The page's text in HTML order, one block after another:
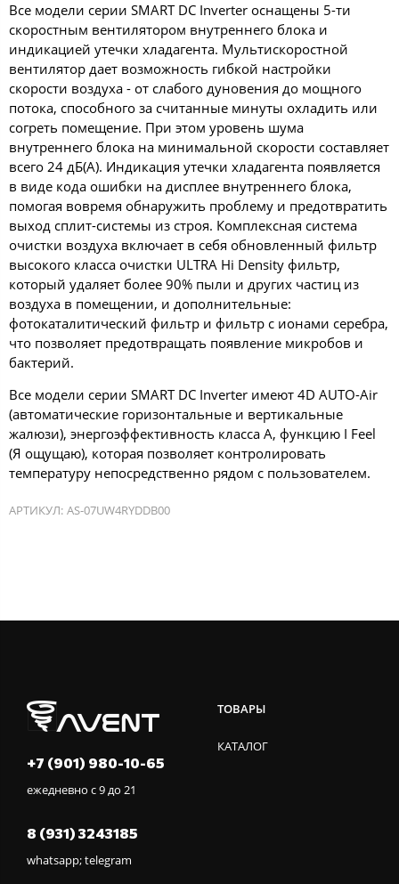
Все модели серии SMART DC Inverter оснащены 5-ти
скоростным вентилятором внутреннего блока и
индикацией утечки хладагента. Мультискоростной
вентилятор дает возможность гибкой настройки
скорости воздуха - от слабого дуновения до мощного
потока, способного за считанные минуты охладить или
согреть помещение. При этом уровень шума
внутреннего блока на минимальной скорости составляет
всего 24 дБ(А). Индикация утечки хладагента появляется
в виде кода ошибки на дисплее внутреннего блока,
помогая вовремя обнаружить проблему и предотвратить
выход сплит-системы из строя. Комплексная система
очистки воздуха включает в себя обновленный фильтр
высокого класса очистки ULTRA Hi Density фильтр,
который удаляет более 90% пыли и других частиц из
воздуха в помещении, и дополнительные:
фотокаталитический фильтр и фильтр с ионами серебра,
что позволяет предотвращать появление микробов и
бактерий.
Все модели серии SMART DC Inverter имеют 4D AUTO-Air
(автоматические горизонтальные и вертикальные
жалюзи), энергоэффективность класса А, функцию I Feel
(Я ощущаю), которая позволяет контролировать
температуру непосредственно рядом с пользователем.
АРТИКУЛ: AS-07UW4RYDDB00
+7 (901) 980-10-65
ежедневно с 9 до 21
8 (931) 3243185
whatsapp; telegram
ТОВАРЫ
КАТАЛОГ